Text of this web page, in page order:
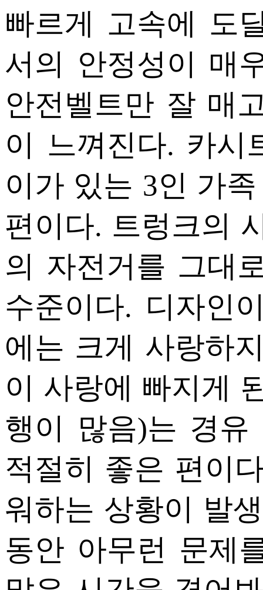
빠르게 고속에 도
서의 안정성이 매
안전벨트만 잘 매
이 느껴진다. 카시
이가 있는 3인 가
편이다. 트렁크의
의 자전거를 그대
수준이다. 디자인
에는 크게 사랑하
이 사랑에 빠지게
행이 많음)는 경유
적절히 좋은 편이
워하는 상황이 발
동안 아무런 문제